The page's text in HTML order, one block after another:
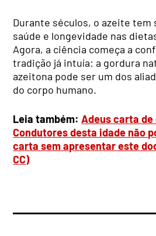
Durante séculos, o azeite tem
saúde e longevidade nas
Agora, a ciência começa a
tradição já intuía: a gordura
azeitona pode ser um dos
do corpo humano.
Leia também:Adeus carta
Condutores desta idade não
carta sem apresentar este
CC)